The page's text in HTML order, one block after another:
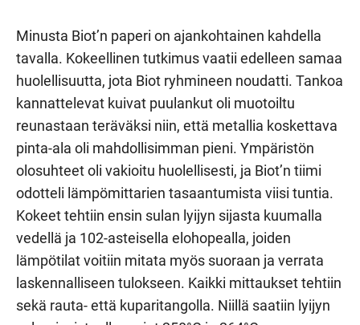
Minusta Biot’n paperi on ajankohtainen kahdella
tavalla. Kokeellinen tutkimus vaatii edelleen samaa
huolellisuutta, jota Biot ryhmineen noudatti. Tankoa
kannattelevat kuivat puulankut oli muotoiltu
reunastaan teräväksi niin, että metallia koskettava
pinta-ala oli mahdollisimman pieni. Ympäristön
olosuhteet oli vakioitu huolellisesti, ja Biot’n tiimi
odotteli lämpömittarien tasaantumista viisi tuntia.
Kokeet tehtiin ensin sulan lyijyn sijasta kuumalla
vedellä ja 102-asteisella elohopealla, joiden
lämpötilat voitiin mitata myös suoraan ja verrata
laskennalliseen tulokseen. Kaikki mittaukset tehtiin
sekä rauta- että kuparitangolla. Niillä saatiin lyijyn